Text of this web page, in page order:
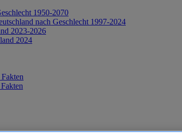
1950-2070
nach Geschlecht 1997-2024
2023-2026
2024